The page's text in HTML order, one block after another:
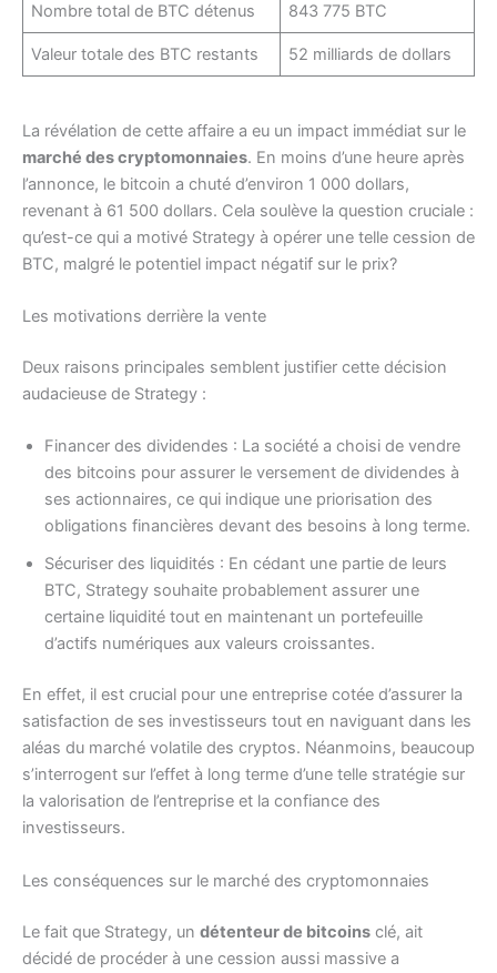
Nombre total de BTC détenus 843 775 BTC
Valeur totale des BTC restants 52 milliards de dollars
La révélation de cette affaire a eu un impact immédiat sur le
marché des cryptomonnaies. En moins d’une heure après
l’annonce, le bitcoin a chuté d’environ 1 000 dollars,
revenant à 61 500 dollars. Cela soulève la question cruciale :
qu’est-ce qui a motivé Strategy à opérer une telle cession de
BTC, malgré le potentiel impact négatif sur le prix?
Les motivations derrière la vente
Deux raisons principales semblent justifier cette décision
audacieuse de Strategy :
Financer des dividendes : La société a choisi de vendre
des bitcoins pour assurer le versement de dividendes à
ses actionnaires, ce qui indique une priorisation des
obligations financières devant des besoins à long terme.
Sécuriser des liquidités : En cédant une partie de leurs
BTC, Strategy souhaite probablement assurer une
certaine liquidité tout en maintenant un portefeuille
d’actifs numériques aux valeurs croissantes.
En effet, il est crucial pour une entreprise cotée d’assurer la
satisfaction de ses investisseurs tout en naviguant dans les
aléas du marché volatile des cryptos. Néanmoins, beaucoup
s’interrogent sur l’effet à long terme d’une telle stratégie sur
la valorisation de l’entreprise et la confiance des
investisseurs.
Les conséquences sur le marché des cryptomonnaies
Le fait que Strategy, un détenteur de bitcoins clé, ait
décidé de procéder à une cession aussi massive a